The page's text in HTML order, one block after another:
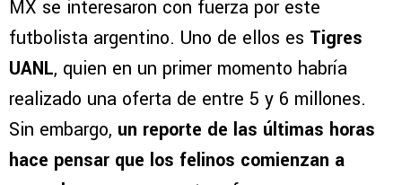
MX se interesaron con fuerza por este
futbolista argentino. Uno de ellos es Tigres
UANL, quien en un primer momento habría
realizado una oferta de entre 5 y 6 millones.
Sin embargo, un reporte de las últimas horas
hace pensar que los felinos comienzan a